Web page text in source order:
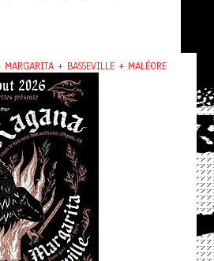
+ BASSEVILLE + MALÉORE